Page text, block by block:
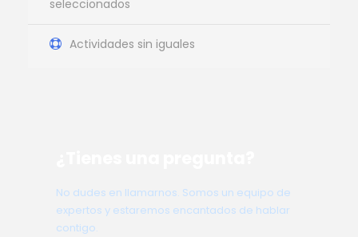
seleccionados
Actividades sin iguales
No dudes en llamarnos. Somos un equipo de
expertos y estaremos encantados de hablar
contigo.